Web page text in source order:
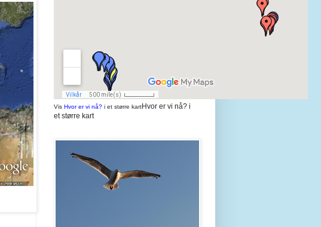
Vis Hvor er vi nå? i et større kartHvor er vi nå? i
et større kart